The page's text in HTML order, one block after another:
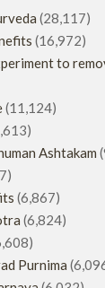
(28,117)
(16,972)
to
(11,124)
Ashtakam
(6,867)
(6,824)
Purnima